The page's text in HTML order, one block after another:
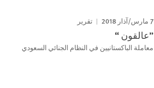
7 مارس/آذار 2018 تقرير
”عالقون “
معاملة الباكستانيين في النظام الجنائي السعودي